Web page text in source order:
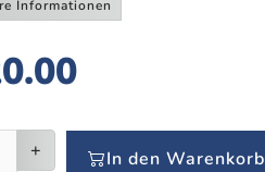
Informationen
+ In den Warenkorb